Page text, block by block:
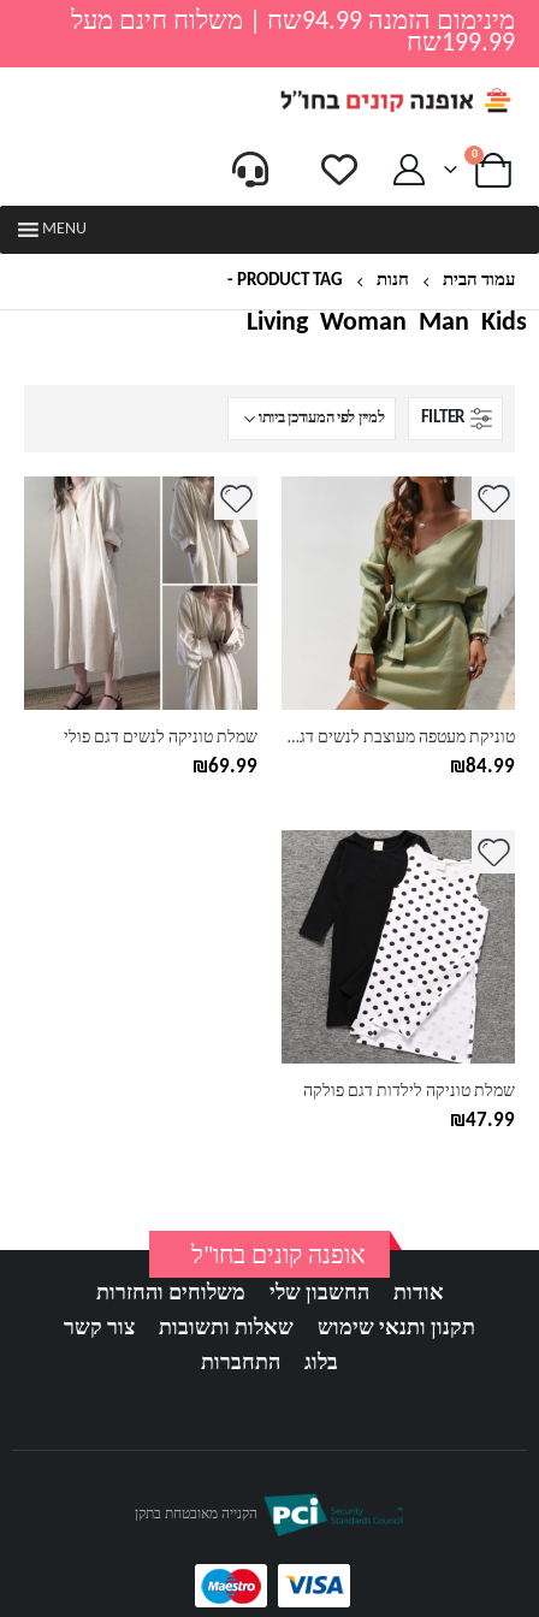
מינימום הזמנה 94.99שח | משלוח חינם מעל
199.99שח
0
MENU
עמוד הבית חנות PRODUCT TAG -
Kids
Man
Woman
Living
FILTER
טוניקת מעטפה מעוצבת לנשים דגם רוזי
₪84.99
למוצר
מספר
סוגים.
ניתן
לבחור
את
האפשרויות
המוצר
שמלת טוניקה לנשים דגם פולי
₪69.99
למוצר
יש
מספר
סוגים.
ניתן
לבחור
את
האפשרויות
בעמוד
המוצר
שמלת טוניקה לילדות דגם פולקה
₪47.99
למוצר
יש
מספר
סוגים.
ניתן
לבחור
את
האפשרויות
בעמוד
אופנה קונים בחו"ל
אודות החשבון שלי
משלוחים והחזרות
תקנון ותנאי שימוש
שאלות ותשובות
צור קשר
בלוג
התחברות
הקנייה מאובטחת בתקן